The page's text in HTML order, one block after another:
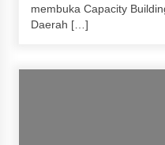
NTB 2026
1 bulan ago
membuka Capacity
Daerah […]